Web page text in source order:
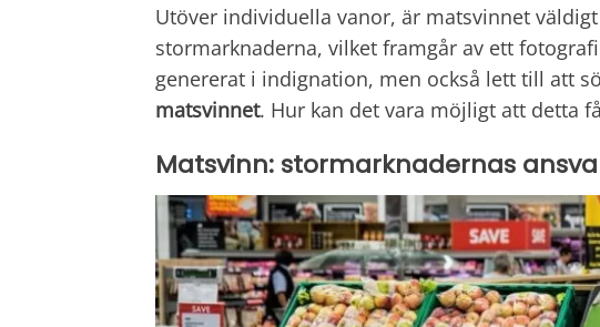
Utöver individuella vanor, är matsvinnet
stormarknaderna, vilket framgår av ett
genererat i indignation, men också lett till att
matsvinnet. Hur kan det vara möjligt att detta
Matsvinn: stormarknadernas